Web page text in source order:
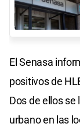
El Senasa
positivos de
Dos de ellos
urbano en las